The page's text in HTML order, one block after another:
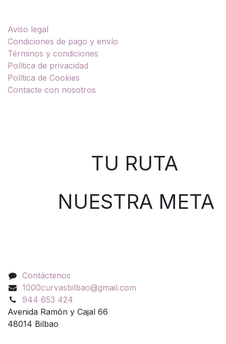
Aviso legal
Condiciones de pago y envío
Términos y condiciones
Política de privacidad
Política de Cookies
Contacte con nosotros
TU RUTA
NUESTRA META
Contáctenos
1000curvasbilbao@gmail.com
944 653 424
Avenida Ramón y Cajal 66
48014 Bilbao